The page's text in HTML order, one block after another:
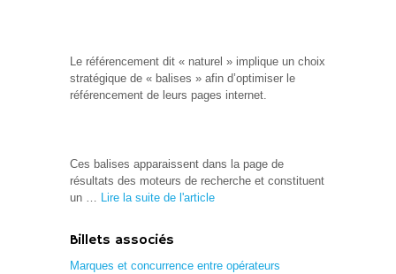
Le référencement dit « naturel » implique un choix
stratégique de « balises » afin d’optimiser le
référencement de leurs pages internet.
Ces balises apparaissent dans la page de
résultats des moteurs de recherche et constituent
un … Lire la suite de l'article
Billets associés
Marques et concurrence entre opérateurs